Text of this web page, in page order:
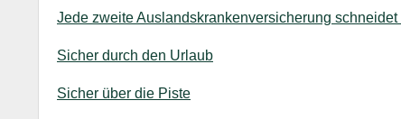
Jede zweite Auslandskrankenversicherung schneidet
Sicher durch den Urlaub
Sicher über die Piste